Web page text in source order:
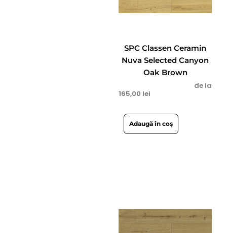
SPC Classen Ceramin
Nuva Selected Canyon
Oak Brown
de la
165,00 lei
Adaugă în coș